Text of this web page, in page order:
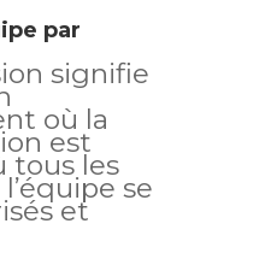
par
signifie
où la
est
tous les
se
et